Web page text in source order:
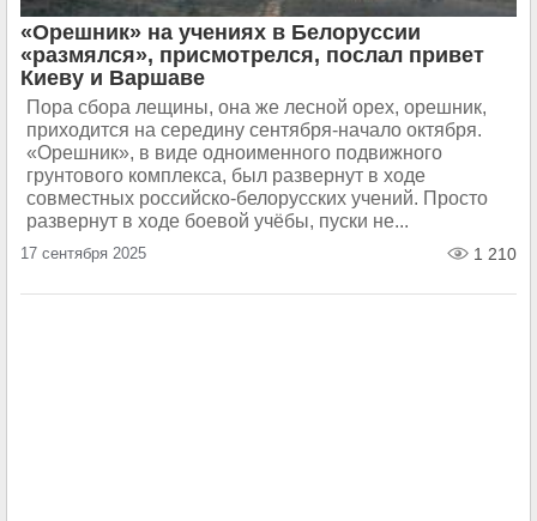
«Орешник» на учениях в Белоруссии
«размялся», присмотрелся, послал привет
Киеву и Варшаве
Пора сбора лещины, она же лесной орех, орешник,
приходится на середину сентября-начало октября.
«Орешник», в виде одноименного подвижного
грунтового комплекса, был развернут в ходе
совместных российско-белорусских учений. Просто
развернут в ходе боевой учёбы, пуски не...
17 сентября 2025 1 210